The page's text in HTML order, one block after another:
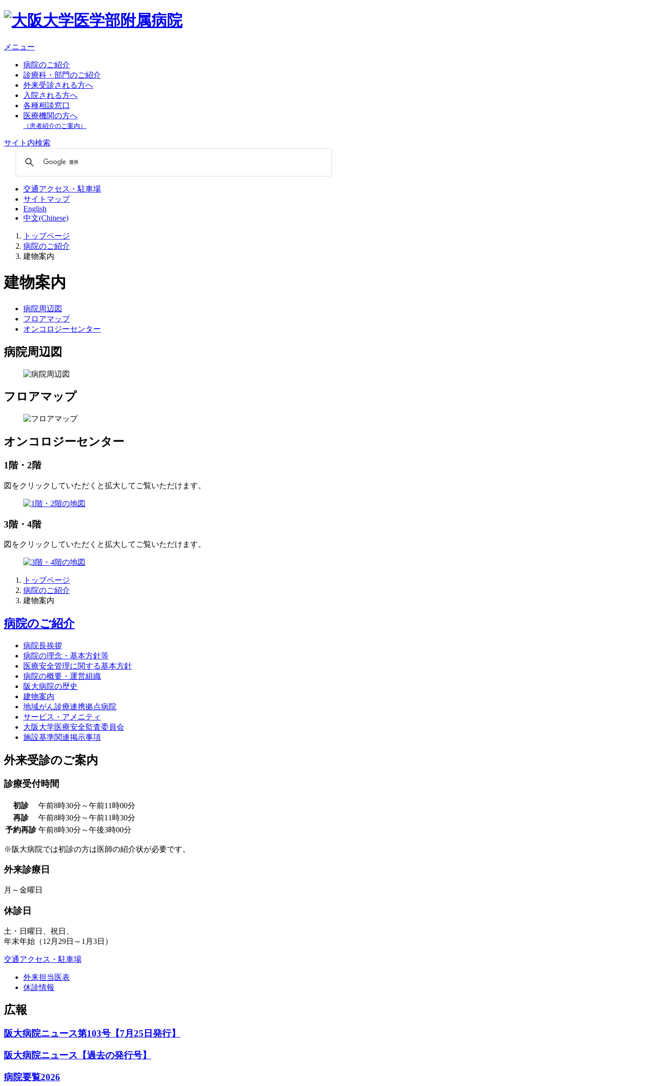
メニュー
病院のご紹介
診療科・部門のご紹介
外来受診される方へ
入院される方へ
各種相談窓口
医療機関の方へ
（患者紹介のご案内）
サイト内検索
交通アクセス・駐車場
サイトマップ
English
中文(Chinese)
トップページ
病院のご紹介
建物案内
建物案内
病院周辺図
フロアマップ
オンコロジーセンター
病院周辺図
フロアマップ
オンコロジーセンター
1階・2階
図をクリックしていただくと拡大してご覧いただけます。
3階・4階
図をクリックしていただくと拡大してご覧いただけます。
トップページ
病院のご紹介
建物案内
病院のご紹介
病院長挨拶
病院の理念・基本方針等
医療安全管理に関する基本方針
病院の概要・運営組織
阪大病院の歴史
建物案内
地域がん診療連携拠点病院
サービス・アメニティ
大阪大学医療安全監査委員会
施設基準関連掲示事項
外来受診のご案内
診療受付時間
初診
午前8時30分～午前11時00分
再診
午前8時30分～午前11時30分
予約再診 午前8時30分～午後3時00分
※阪大病院では初診の方は医師の紹介状が必要です。
外来診療日
月～金曜日
休診日
土・日曜日、祝日、
年末年始（12月29日～1月3日）
交通アクセス・駐車場
外来担当医表
休診情報
広報
阪大病院ニュース第103号【7月25日発行】
阪大病院ニュース【過去の発行号】
病院要覧2026